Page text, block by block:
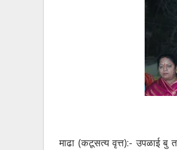
माढा (कटूसत्य वृत्त):- उपळाई बु